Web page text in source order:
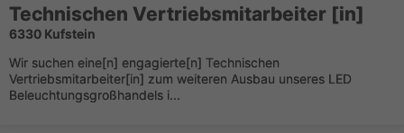
Technischen Vertriebsmitarbeiter [in]
6330 Kufstein
Wir suchen eine[n] engagierte[n] Technischen
Vertriebsmitarbeiter[in] zum weiteren Ausbau unseres LED
Beleuchtungsgroßhandels i...